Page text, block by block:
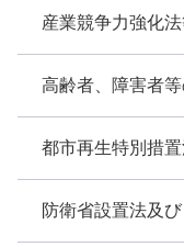
産業競争力強化
高齢者、障害者
都市再生特別措
防衛省設置法及